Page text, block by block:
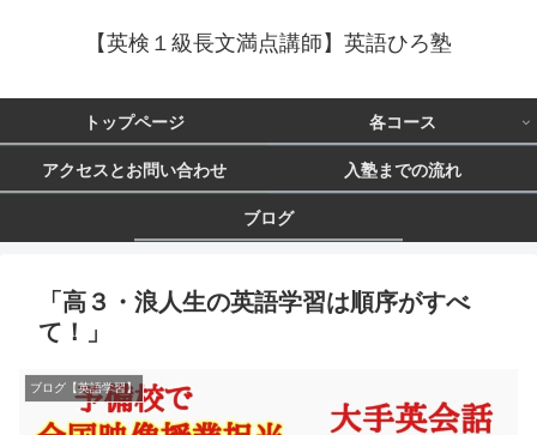
【英検１級長文満点講師】英語ひろ塾
トップページ 各コース
アクセスとお問い合わせ 入塾までの流れ
ブログ
「高３・浪人生の英語学習は順序がすべ
て！」
ブログ【英語学習】